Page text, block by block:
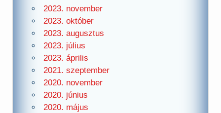
2023. november
2023. október
2023. augusztus
2023. július
2023. április
2021. szeptember
2020. november
2020. június
2020. május